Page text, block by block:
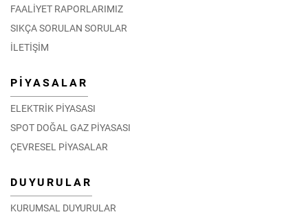
FAALİYET RAPORLARIMIZ
SIKÇA SORULAN SORULAR
İLETİŞİM
PİYASALAR
ELEKTRİK PİYASASI
SPOT DOĞAL GAZ PİYASASI
ÇEVRESEL PİYASALAR
DUYURULAR
KURUMSAL DUYURULAR